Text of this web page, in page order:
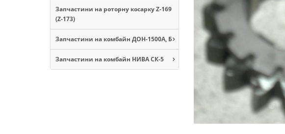
Запчастини на роторну косарку Z-169
(Z-173)
Запчастини на комбайн ДОН-1500А, Б
Запчастини на комбайн НИВА СК-5